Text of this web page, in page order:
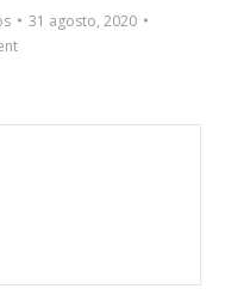
31 agosto, 2020